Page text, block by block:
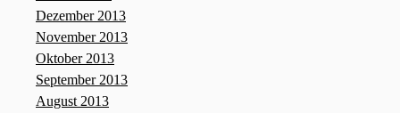
Dezember 2013
November 2013
Oktober 2013
September 2013
August 2013